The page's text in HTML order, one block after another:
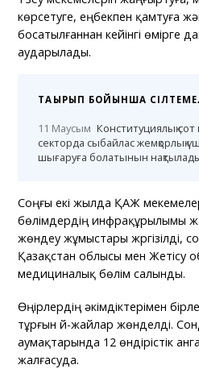
көрсетуге, еңбекпен қамтуға
босатылғаннан кейінгі өмірге
аударылады.
ТАҚЫРЫП БОЙЫНША
11 Маусым Конституциялық
секторда сыбайлас жемқорлық
шығаруға болатынын
Соңғы екі жылда ҚАЖ
бөлімдердің инфрақұрылымы
жөндеу жұмыстары жүргізілді,
Қазақстан облысы мен Жетісу
медициналық бөлім салынды.
Өңірлердің әкімдіктерімен
тұрғын үй-жайлар жөнделді.
аумақтарында 12 өндірістік
жалғасуда.